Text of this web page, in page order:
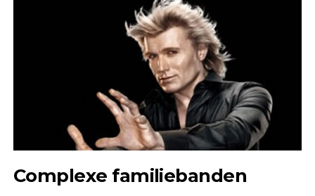
Complexe familiebanden